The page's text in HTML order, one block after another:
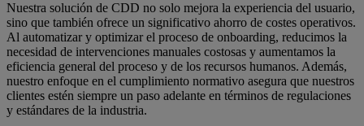
Nuestra solución de CDD no solo mejora la experiencia del usuario,
sino que también ofrece un significativo ahorro de costes operativos.
Al automatizar y optimizar el proceso de onboarding, reducimos la
necesidad de intervenciones manuales costosas y aumentamos la
eficiencia general del proceso y de los recursos humanos. Además,
nuestro enfoque en el cumplimiento normativo asegura que nuestros
clientes estén siempre un paso adelante en términos de regulaciones
y estándares de la industria.